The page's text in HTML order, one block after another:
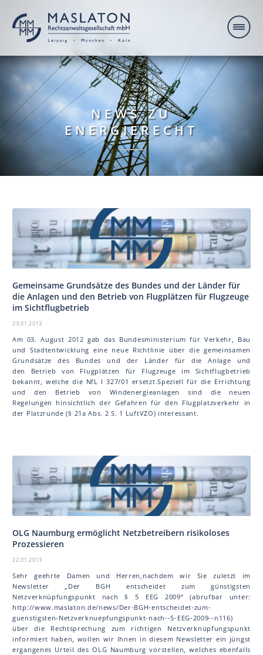
NEWS ZU
ENERGIERECHT
Gemeinsame Grundsätze des Bundes und der Länder für
die Anlagen und den Betrieb von Flugplätzen für Flugzeuge
im Sichtflugbetrieb
23.01.2013
Am 03. August 2012 gab das Bundesministerium für Verkehr, Bau
und Stadtentwicklung eine neue Richtlinie über die gemeinsamen
Grundsätze des Bundes und der Länder für die Anlage und
den Betrieb von Flugplätzen für Flugzeuge im Sichtflugbetrieb
bekannt, welche die NfL I 327/01 ersetzt.Speziell für die Errichtung
und den Betrieb von Windenergieanlagen sind die neuen
Regelungen hinsichtlich der Gefahren für den Flugplatzverkehr in
der Platzrunde (§ 21a Abs. 2 S. 1 LuftVZO) interessant.
OLG Naumburg ermöglicht Netzbetreibern risikoloses
Prozessieren
22.01.2013
Sehr geehrte Damen und Herren,nachdem wir Sie zuletzt im
Newsletter „Der BGH entscheidet zum günstigsten
Netzverknüpfungspunkt nach § 5 EEG 2009“ (abrufbar unter:
http://www.maslaton.de/news/Der-BGH-entscheidet-zum-
guenstigsten-Netzverknuepfungspunkt-nach--5-EEG-2009--n116)
über die Rechtsprechung zum richtigen Netzverknüpfungspunkt
informiert haben, wollen wir Ihnen in diesem Newsletter ein jüngst
ergangenes Urteil des OLG Naumburg vorstellen, welches ebenfalls